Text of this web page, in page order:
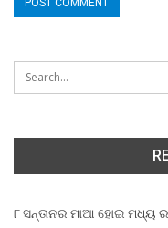
୮ ସନ୍ତାନର ମାଆ ହୋଇ ମଧ୍ୟ